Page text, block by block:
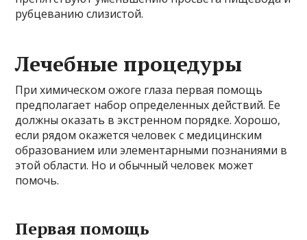
рубцеванию слизистой.
Лечебные процедуры
При химическом ожоге глаза первая помощь
предполагает набор определенных действий. Ее
должны оказать в экстренном порядке. Хорошо,
если рядом окажется человек с медицинским
образованием или элементарными познаниями в
этой области. Но и обычный человек может
помочь.
Первая помощь